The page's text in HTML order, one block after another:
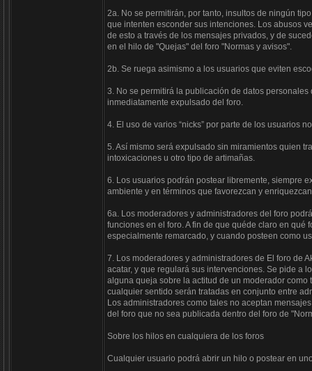
2a. No se permitirán, por tanto, insultos de ningún
que intenten esconder sus intenciones. Los abusos
de esto a través de los mensajes privados, y de
en el hilo de "Quejas" del foro "Normas y avisos".
2b. Se ruega asimismo a los usuarios que eviten
3. No se permitirá la publicación de datos
inmediatamente expulsado del foro.
4. El uso de varios “nicks” por parte de los usuarios
5. Así mismo será expulsado sin miramientos quien
intoxicaciones u otro tipo de artimañas.
6. Los usuarios podrán postear libremente, siempre
ambiente y en términos que favorezcan y
6a. Los moderadores y administradores del foro
funciones en el foro. A fin de que quéde claro en
especialmente remarcado, y cuando posteen como
7. Los moderadores y administradores de El foro de
acatar, y que regulará sus intervenciones. Se pide a
alguna queja sobre la actitud de un moderador
cualquier sentido serán tratadas en conjunto entre
Los administradores como tales no aceptan
del foro que no sea publicada dentro del foro de
Sobre los hilos en cualquiera de los foros
Cualquier usuario podrá abrir un hilo o postear en